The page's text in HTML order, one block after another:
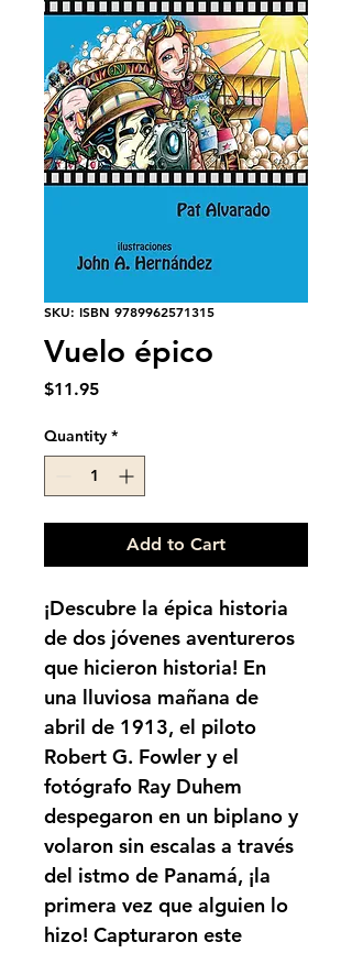
SKU: ISBN 9789962571315
Vuelo épico
$11.95Price
Quantity *
Add to Cart
¡Descubre la épica historia
de dos jóvenes aventureros
que hicieron historia! En
una lluviosa mañana de
abril de 1913, el piloto
Robert G. Fowler y el
fotógrafo Ray Duhem
despegaron en un biplano y
volaron sin escalas a través
del istmo de Panamá, ¡la
primera vez que alguien lo
hizo! Capturaron este